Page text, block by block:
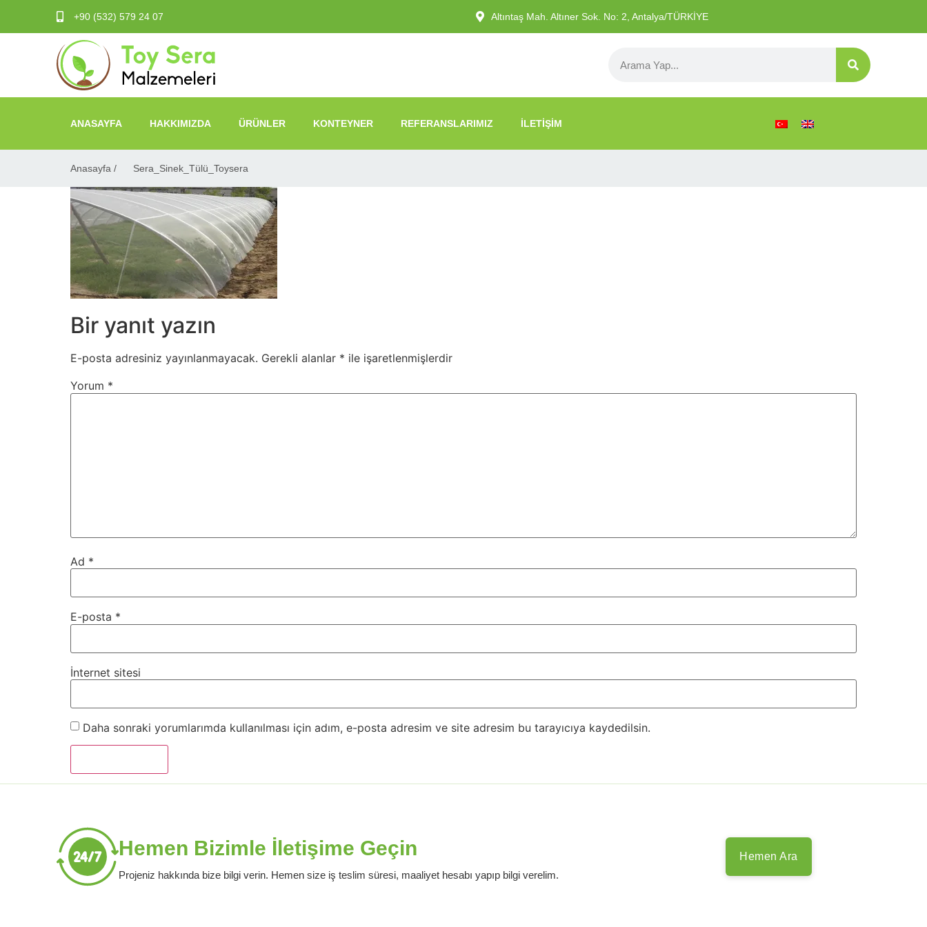
+90 (532) 579 24 07 Altıntaş Mah. Altıner Sok. No: 2, Antalya/TÜRKİYE
ANASAYFA HAKKIMIZDA ÜRÜNLER KONTEYNER REFERANSLARIMIZ İLETIŞIM
Anasayfa / Sera_Sinek_Tülü_Toysera
Bir yanıt yazın
E-posta adresiniz yayınlanmayacak. Gerekli alanlar * ile işaretlenmişlerdir
Yorum *
Ad *
E-posta *
İnternet sitesi
Daha sonraki yorumlarımda kullanılması için adım, e-posta adresim ve site adresim bu tarayıcıya kaydedilsin.
Hemen Bizimle İletişime Geçin
Projeniz hakkında bize bilgi verin. Hemen size iş teslim süresi, maaliyet hesabı yapıp bilgi verelim.
Hemen Ara